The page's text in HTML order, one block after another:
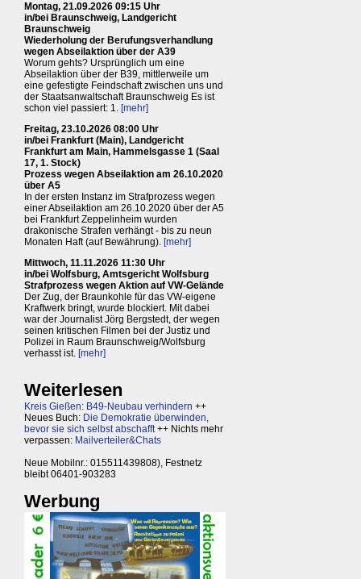
Montag, 21.09.2026 09:15 Uhr
in/bei Braunschweig, Landgericht
Braunschweig
Wiederholung der Berufungsverhandlung
wegen Abseilaktion über der A39
Worum gehts? Ursprünglich um eine
Abseilaktion über der B39, mittlerweile um
eine gefestigte Feindschaft zwischen uns und
der Staatsanwaltschaft Braunschweig Es ist
schon viel passiert: 1. [mehr]
Freitag, 23.10.2026 08:00 Uhr
in/bei Frankfurt (Main), Landgericht
Frankfurt am Main, Hammelsgasse 1 (Saal
17, 1. Stock)
Prozess wegen Abseilaktion am 26.10.2020
über A5
In der ersten Instanz im Strafprozess wegen
einer Abseilaktion am 26.10.2020 über der A5
bei Frankfurt Zeppelinheim wurden
drakonische Strafen verhängt - bis zu neun
Monaten Haft (auf Bewährung). [mehr]
Mittwoch, 11.11.2026 11:30 Uhr
in/bei Wolfsburg, Amtsgericht Wolfsburg
Strafprozess wegen Aktion auf VW-Gelände
Der Zug, der Braunkohle für das VW-eigene
Kraftwerk bringt, wurde blockiert. Mit dabei
war der Journalist Jörg Bergstedt, der wegen
seinen kritischen Filmen bei der Justiz und
Polizei in Raum Braunschweig/Wolfsburg
verhasst ist. [mehr]
Weiterlesen
Kreis Gießen: B49-Neubau verhindern ++
Neues Buch: Die Demokratie überwinden,
bevor sie sich selbst abschafft++ Nichts mehr
verpassen: Mailverteiler&Chats
Neue Mobilnr.: 015511439808), Festnetz
bleibt 06401-903283
Werbung